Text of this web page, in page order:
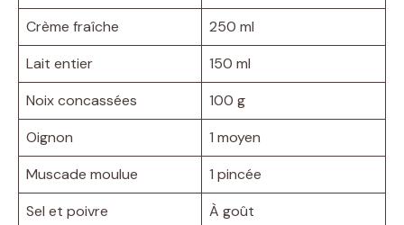
Crème fraîche
250 ml
Lait entier
150 ml
Noix concassées
100 g
Oignon
1 moyen
Muscade moulue
1 pincée
Sel et poivre
À goût